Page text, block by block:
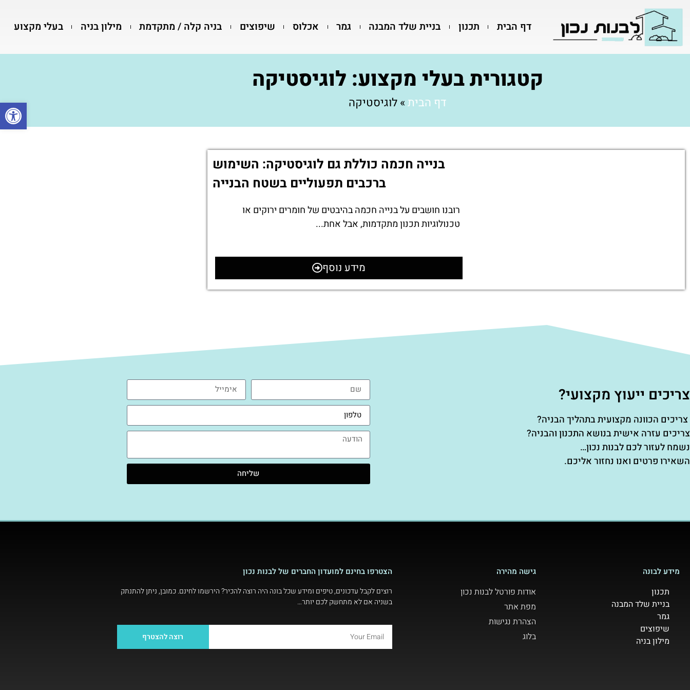
פתח
דף הבית תכנון בניית שלד המבנה גמר אכלוס שיפוצים בניה קלה / מתקדמת מילון בניה בעלי מקצוע
קטגורית בעלי מקצוע: לוגיסטיקה
דף הבית»לוגיסטיקה
בנייה חכמה כוללת גם לוגיסטיקה: השימוש
ברכבים תפעוליים בשטח הבנייה
רובנו חושבים על בנייה חכמה בהיבטים של חומרים ירוקים או
טכנולוגיות תכנון מתקדמות, אבל אחת...
מידע נוסף
צריכים ייעוץ מקצועי?
צריכים הכוונה מקצועית בתהליך הבניה?
צריכים עזרה אישית בנושא התכנון והבניה?
נשמח לעזור לכם לבנות נכון…
השאירו פרטים ואנו נחזור אליכם.
שליחה
מידע לבונה
תכנון
בניית שלד המבנה
גמר
שיפוצים
מילון בניה
גישה מהירה
אודות פורטל לבנות נכון
מפת אתר
הצהרת נגישות
בלוג
הצטרפו בחינם למועדון החברים של לבנות נכון
רוצים לקבל עדכונים, טיפים ומידע שכל בונה היה רוצה להכיר? הירשמו לחינם. כמובן, ניתן להתנתק
בשניה אם לא מתחשק לכם יותר…
רוצה להצטרף